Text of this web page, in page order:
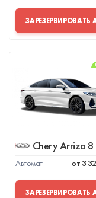
ЗАРЕЗЕРВИРОВАТЬ
Chery Arrizo 8
Автомат от 3
ЗАРЕЗЕРВИРОВАТЬ